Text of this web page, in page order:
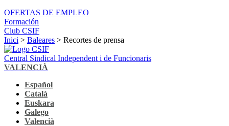
OFERTAS DE EMPLEO
Formación
Club CSIF
Inici > Baleares > Recortes de prensa
Central Sindical Independent i de Funcionaris
VALENCIÀ
Español
Català
Euskara
Galego
Valencià